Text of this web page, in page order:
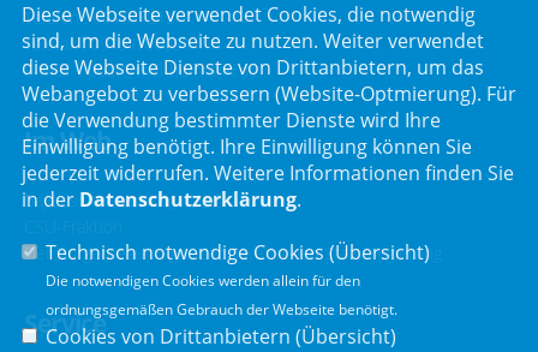
Telefon :09191/2121
Telefax : 09191/80051
E-Mail :post@mdl-hofmann.de
Im Web
Bayerischer Landtag
Der Bürgerbeauftragte der Bayerischen Staatsregierung
Service
Diese Webseite verwendet Cookies, die notwendig
sind, um die Webseite zu nutzen. Weiter verwendet
diese Webseite Dienste von Drittanbietern, um das
Webangebot zu verbessern (Website-Optmierung). Für
die Verwendung bestimmter Dienste wird Ihre
Einwilligung benötigt. Ihre Einwilligung können Sie
jederzeit widerrufen. Weitere Informationen finden Sie
in der Datenschutzerklärung.
Technisch notwendige Cookies (Übersicht)
Die notwendigen Cookies werden allein für den
ordnungsgemäßen Gebrauch der Webseite benötigt.
Cookies von Drittanbietern (Übersicht)